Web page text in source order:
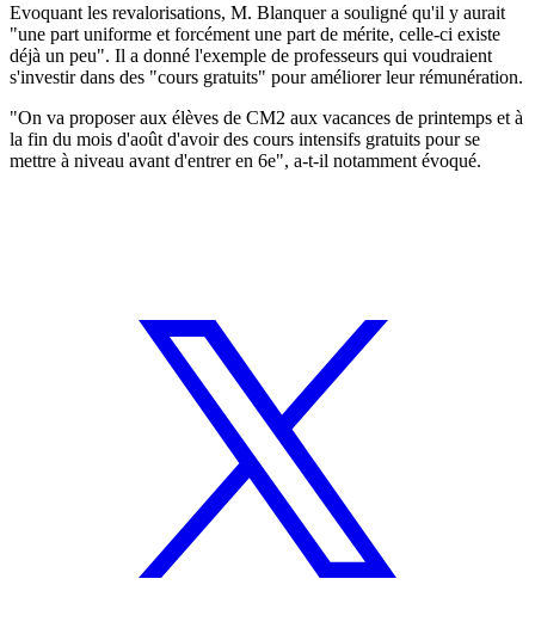
Evoquant les revalorisations, M. Blanquer a souligné qu'il y aurait
"une part uniforme et forcément une part de mérite, celle-ci existe
déjà un peu". Il a donné l'exemple de professeurs qui voudraient
s'investir dans des "cours gratuits" pour améliorer leur rémunération.
"On va proposer aux élèves de CM2 aux vacances de printemps et à
la fin du mois d'août d'avoir des cours intensifs gratuits pour se
mettre à niveau avant d'entrer en 6e", a-t-il notamment évoqué.